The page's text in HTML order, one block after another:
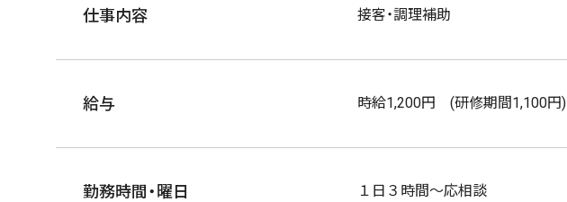
仕事内容 接客・調理補助
給与 時給1,200円 (研修期間1,100円)
勤務時間・曜日 １日３時間～応相談